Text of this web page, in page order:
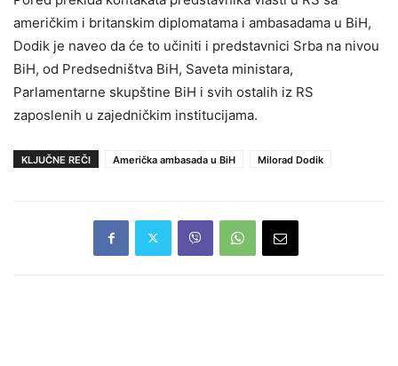
američkim i britanskim diplomatama i ambasadama u BiH,
Dodik je naveo da će to učiniti i predstavnici Srba na nivou
BiH, od Predsedništva BiH, Saveta ministara,
Parlamentarne skupštine BiH i svih ostalih iz RS
zaposlenih u zajedničkim institucijama.
KLJUČNE REČI Američka ambasada u BiH Milorad Dodik